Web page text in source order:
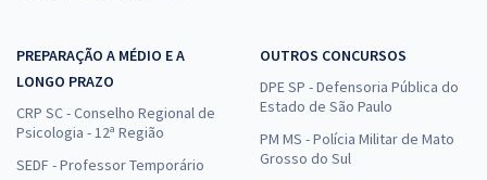
PREPARAÇÃO A MÉDIO E A
LONGO PRAZO
CRP SC - Conselho Regional de
Psicologia - 12ª Região
SEDF - Professor Temporário
OUTROS CONCURSOS
DPE SP - Defensoria Pública do
Estado de São Paulo
PM MS - Polícia Militar de Mato
Grosso do Sul